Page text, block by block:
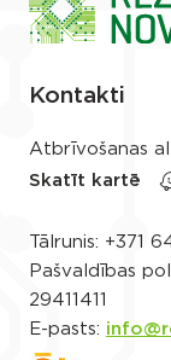
Kontakti
Atbrīvošanas
Skatīt kartē
Tālrunis: +371
Pašvaldības
29411411
E-pasts: